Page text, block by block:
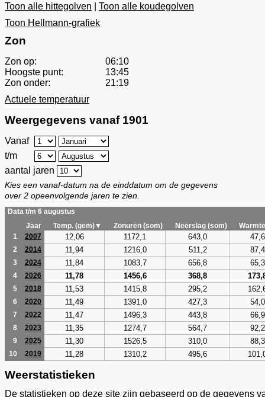
Toon alle hittegolven
Toon alle koudegolven
Toon Hellmann-grafiek
Zon
Zon op:
06:10
Hoogste punt:
13:45
Zon onder:
21:19
Actuele temperatuur
Weergegevens vanaf 1901
Vanaf
t/m
aantal jaren
Kies een vanaf-datum na de einddatum om de gegevens
over 2 opeenvolgende jaren te zien.
Data t/m 6 augustus
Jaar
Temp. (gem)▼ Zonuren (som) Neerslag (som)
1
2007 12,06 1172,1 643,0 47,6
2 2014 11,94 1216,0 511,2 87,4
3 2024 11,84 1083,7 656,8 65,3
4 2026 11,78 1456,6 368,8
5 2018 11,53 1415,8 295,2
6 2020 11,49 1391,0 427,3 54,0
7 2022 11,47 1496,3 443,8 66,9
8 2023 11,35 1274,7 564,7 92,2
9 2025 11,30 1526,5 310,0 88,3
10 2019 11,28 1310,2 495,6
Weerstatistieken
De statistieken op deze site zijn gebaseerd op de gegevens